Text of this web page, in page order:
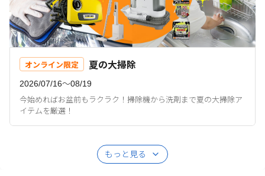
オンライン限定 夏の大掃除
2026/07/16〜08/19
今始めればお盆前もラクラク！掃除機から洗剤まで夏の大掃除ア
イテムを厳選！
もっと見る